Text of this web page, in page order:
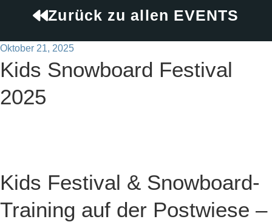
Zurück zu allen EVENTS
Oktober 21, 2025
Kids Snowboard Festival
2025
Kids Festival & Snowboard-
Training auf der Postwiese –